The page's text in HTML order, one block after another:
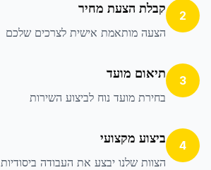
2 קבלת הצעת מחיר
הצעה מותאמת אישית לצרכים שלכם
3 תיאום מועד
בחירת מועד נוח לביצוע השירות
4 ביצוע מקצועי
הצוות שלנו יבצע את העבודה ביסודיות